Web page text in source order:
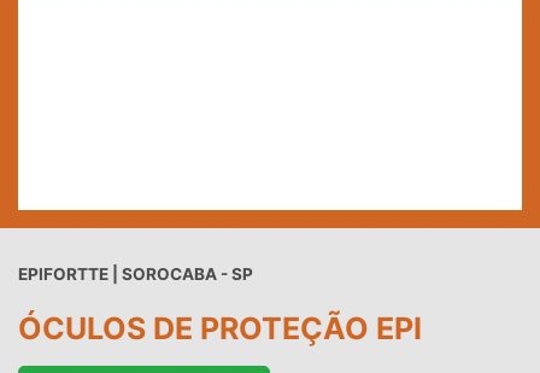
EPIFORTTE | SOROCABA - SP
ÓCULOS DE PROTEÇÃO EPI